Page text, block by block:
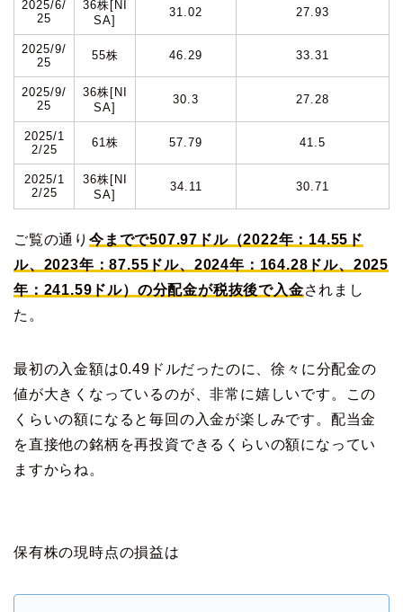
2025/6/
25
36株[NI
SA]
31.02 27.93
2025/9/
25
55株 46.29 33.31
2025/9/
25
36株[NI
SA]
30.3 27.28
2025/1
2/25
61株 57.79 41.5
2025/1
2/25
36株[NI
SA]
34.11 30.71
ご覧の通り 今までで507.97ドル（2022年：14.55ド
ル、2023年：87.55ドル、2024年：164.28ドル、2025
年：241.59ドル）の分配金が税抜後で入金されまし
た。
最初の入金額は0.49ドルだったのに、徐々に分配金の
値が大きくなっているのが、非常に嬉しいです。この
くらいの額になると毎回の入金が楽しみです。配当金
を直接他の銘柄を再投資できるくらいの額になってい
ますからね。
保有株の現時点の損益は